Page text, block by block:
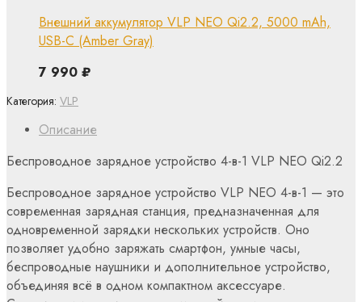
Описание
Беспроводное зарядное устройство 4-в-1 VLP NEO Qi2.2
Беспроводное зарядное устройство VLP NEO 4-в-1 — это
современная зарядная станция, предназначенная для
одновременной зарядки нескольких устройств. Оно
позволяет удобно заряжать смартфон, умные часы,
беспроводные наушники и дополнительное устройство,
объединяя всё в одном компактном аксессуаре.
Категория: VLP
Внешний аккумулятор VLP NEO Qi2.2, 5000 mAh,
USB-C (Amber Gray)
7 990 ₽